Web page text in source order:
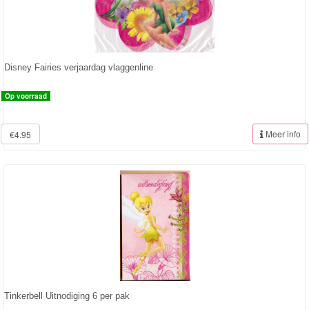
SpongeBob
Star
Skylanders
Turtles
Disney Fairies verjaardag vlaggenline
Op voorraad
€4.95 Meer info
Tinkerbell Uitnodiging 6 per pak